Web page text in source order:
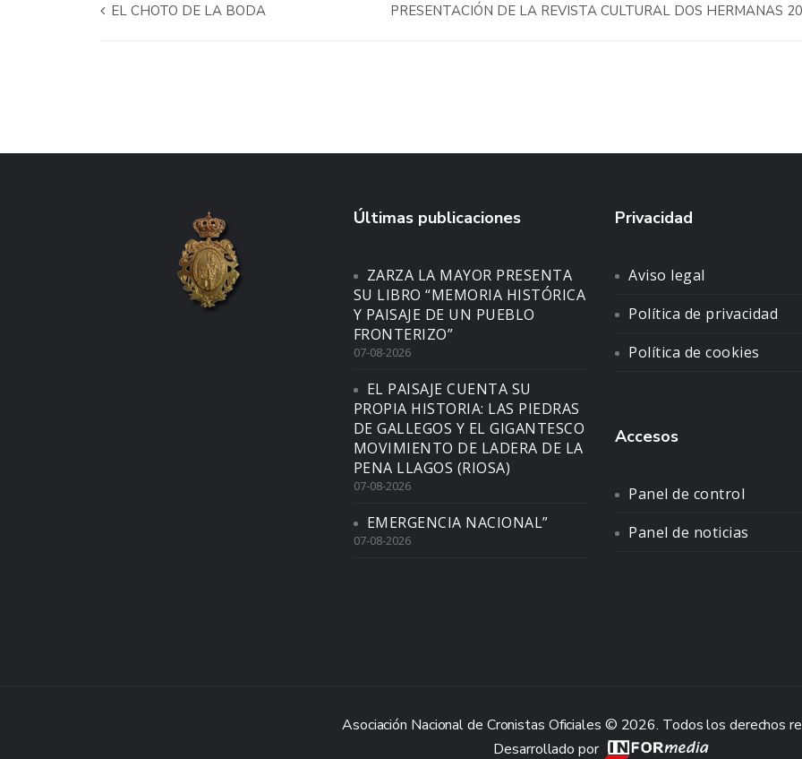
EL CHOTO DE LA BODA PRESENTACIÓN DE LA REVISTA CULTURAL DOS HERMANAS
Últimas publicaciones
ZARZA LA MAYOR PRESENTA
SU LIBRO “MEMORIA HISTÓRICA
Y PAISAJE DE UN PUEBLO
FRONTERIZO”
07-08-2026
EL PAISAJE CUENTA SU
PROPIA HISTORIA: LAS PIEDRAS
DE GALLEGOS Y EL GIGANTESCO
MOVIMIENTO DE LADERA DE LA
PENA LLAGOS (RIOSA)
07-08-2026
EMERGENCIA NACIONAL”
07-08-2026
Privacidad
Aviso legal
Política de privacidad
Política de cookies
Accesos
Panel de control
Panel de noticias
Asociación Nacional de Cronistas Oficiales © 2026. Todos los derechos
Desarrollado por